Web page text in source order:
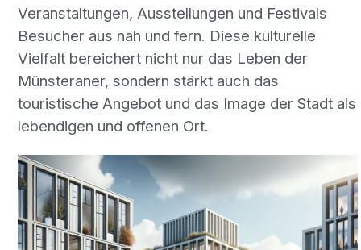
Veranstaltungen, Ausstellungen und Festivals
Besucher aus nah und fern. Diese kulturelle
Vielfalt bereichert nicht nur das Leben der
Münsteraner, sondern stärkt auch das
touristische Angebotund das Image der Stadt als
lebendigen und offenen Ort.